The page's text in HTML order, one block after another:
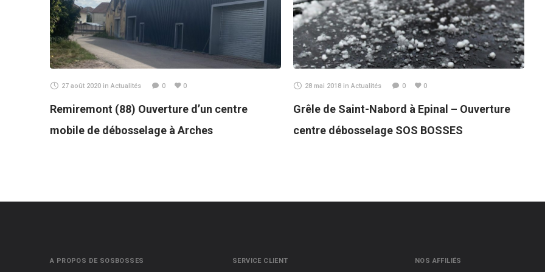
27 août 2020 in Actualités 0 0
Remiremont (88) Ouverture d’un centre
mobile de débosselage à Arches
28 mai 2018 in Actualités 0 0
Grêle de Saint-Nabord à Epinal – Ouverture
centre débosselage SOS BOSSES
A PROPOS DE SOSBOSSES SERVICE CLIENT NOS AFFILIÉS